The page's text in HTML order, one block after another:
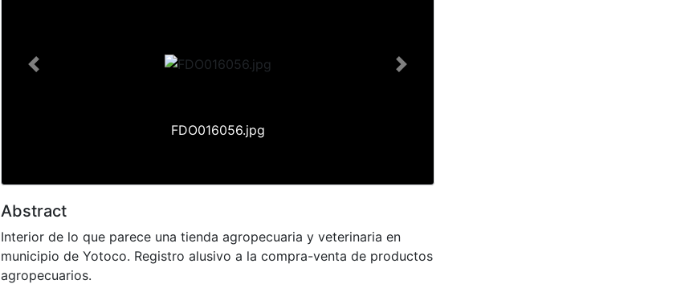
FDO016056.jpg
Previous Next
Abstract
Interior de lo que parece una tienda agropecuaria y veterinaria en
municipio de Yotoco. Registro alusivo a la compra-venta de productos
agropecuarios.